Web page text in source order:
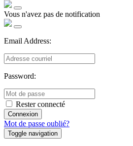
Vous n'avez pas de notification
Email Address:
Password:
Rester connecté
Connexion
Mot de passe oublié?
Toggle navigation